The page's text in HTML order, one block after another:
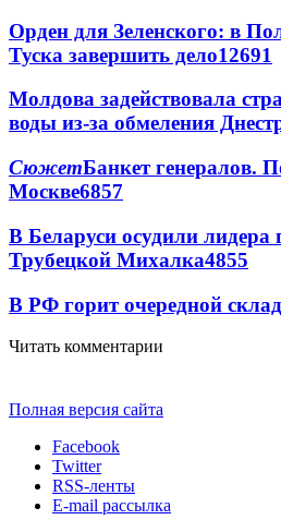
Орден для Зеленского: в
Туска завершить дело12691
Молдова задействовала
воды из-за обмеления
СюжетБанкет генералов.
Москве6857
В Беларуси осудили
Трубецкой Михалка4855
В РФ горит очередной
Читать комментарии
Полная версия сайта
Facebook
Twitter
RSS-ленты
E-mail рассылка